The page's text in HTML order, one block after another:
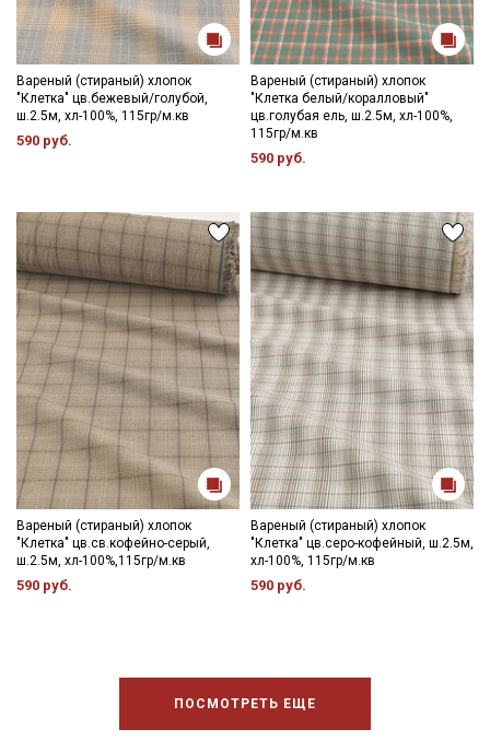
Вареный (стираный) хлопок
"Клетка" цв.бежевый/голубой,
ш.2.5м, хл-100%, 115гр/м.кв
590 руб.
Вареный (стираный) хлопок
"Клетка белый/коралловый"
цв.голубая ель, ш.2.5м, хл-100%,
115гр/м.кв
590 руб.
Вареный (стираный) хлопок
"Клетка" цв.св.кофейно-серый,
ш.2.5м, хл-100%,115гр/м.кв
590 руб.
Вареный (стираный) хлопок
"Клетка" цв.серо-кофейный, ш.2.5м,
хл-100%, 115гр/м.кв
590 руб.
ПОСМОТРЕТЬ ЕЩЕ